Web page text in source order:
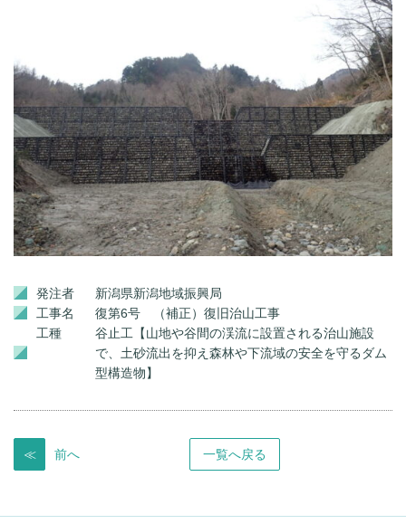
発注者
新潟県新潟地域振興局
工事名
復第6号 （補正）復旧治山工事
工種
谷止工【山地や谷間の渓流に設置される治山施設
で、土砂流出を抑え森林や下流域の安全を守るダム
型構造物】
≪ 前へ 一覧へ戻る